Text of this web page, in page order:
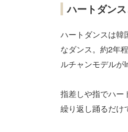
ハートダン
ハートダンスは韓
なダンス。約2年
ルチャンモデルが
指差しや指でハー
繰り返し踊るだけ